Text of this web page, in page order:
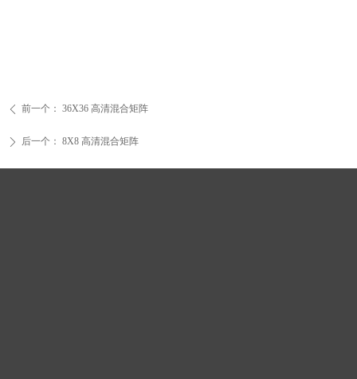
ꄴ 前一个： 36X36 高清混合矩阵
ꄲ 后一个： 8X8 高清混合矩阵